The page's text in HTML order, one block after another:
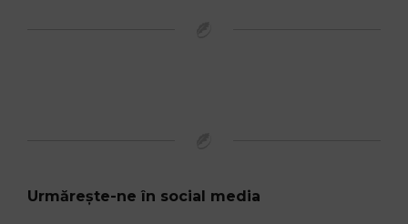
Urmărește-ne în social media